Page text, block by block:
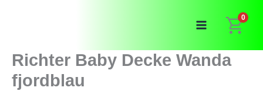
0
Richter Baby Decke Wanda
fjordblau